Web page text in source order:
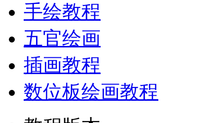
手绘教程
五官绘画
插画教程
数位板绘画教程